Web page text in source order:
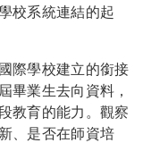
校系統連結的起
際學校建立的銜接
畢業生去向資料，
教育的能力。觀察
、是否在師資培